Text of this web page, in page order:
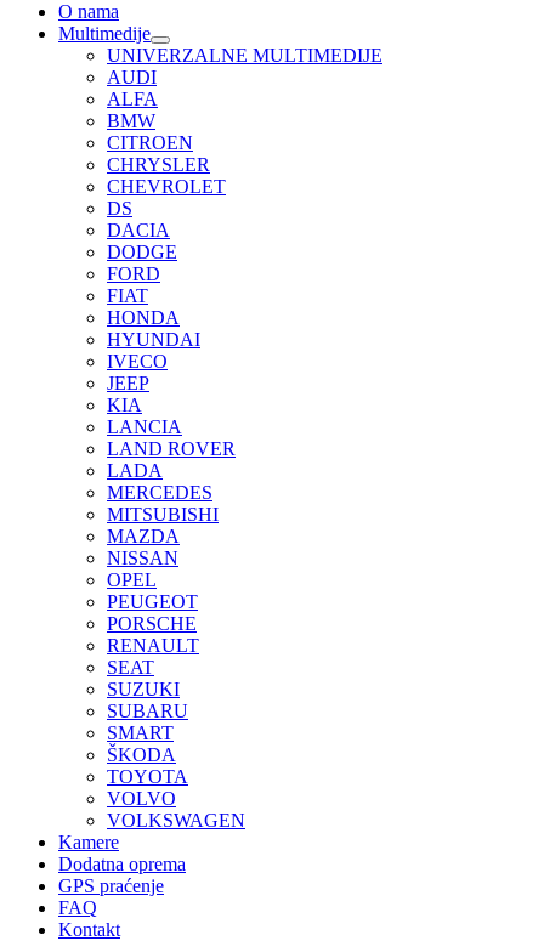
O nama
Multimedije
UNIVERZALNE MULTIMEDIJE
AUDI
ALFA
BMW
CITROEN
CHRYSLER
CHEVROLET
DS
DACIA
DODGE
FORD
FIAT
HONDA
HYUNDAI
IVECO
JEEP
KIA
LANCIA
LAND ROVER
LADA
MERCEDES
MITSUBISHI
MAZDA
NISSAN
OPEL
PEUGEOT
PORSCHE
RENAULT
SEAT
SUZUKI
SUBARU
SMART
ŠKODA
TOYOTA
VOLVO
VOLKSWAGEN
Kamere
Dodatna oprema
GPS praćenje
FAQ
Kontakt